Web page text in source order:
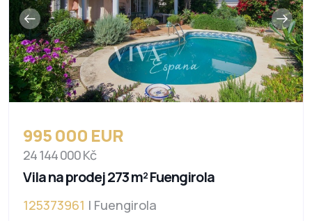
995 000 EUR
24 144 000 Kč
Vila na prodej 273 m² Fuengirola
125373961 | Fuengirola